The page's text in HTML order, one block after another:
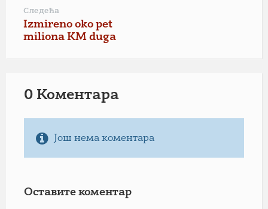
Следећа
Izmireno oko pet
miliona KM duga
0 Коментарa
Још нема коментара
Оставите коментар